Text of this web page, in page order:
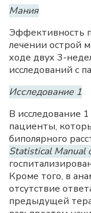
Мания
Эффективность
лечении острой
ходе двух 3-
исследований с
Исследование 1
В исследование
пациенты,
биполярного
Statistical Manual
Кроме того, в
отсутствие
предыдущей